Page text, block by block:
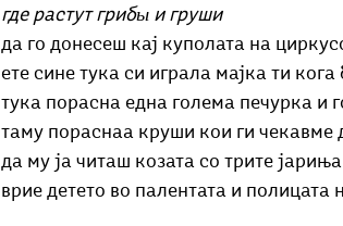
где растут грибы и груши
да го донесеш кај куполата на
ете сине тука си играла мајка ти
тука порасна една голема печурка и
таму пораснаа круши кои ги чекавме
да му ја читаш козата со трите
врие детето во палентата и полицата